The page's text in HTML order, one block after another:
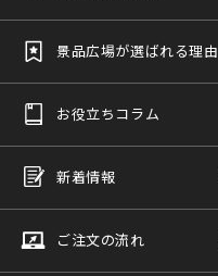
景品広場が選ばれる理由
お役立ちコラム
新着情報
ご注文の流れ